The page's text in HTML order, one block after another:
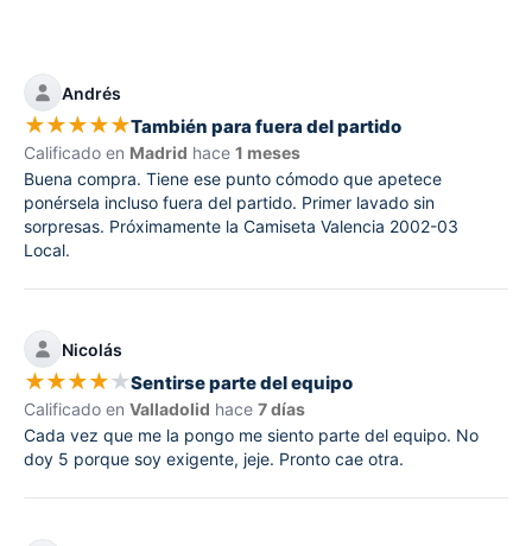
Andrés
★★★★★También para fuera del partido
Calificado en Madrid hace 1 meses
Buena compra. Tiene ese punto cómodo que apetece
ponérsela incluso fuera del partido. Primer lavado sin
sorpresas. Próximamente la Camiseta Valencia 2002-03
Local.
Nicolás
★★★★★Sentirse parte del equipo
Calificado en Valladolid hace 7 días
Cada vez que me la pongo me siento parte del equipo. No
doy 5 porque soy exigente, jeje. Pronto cae otra.